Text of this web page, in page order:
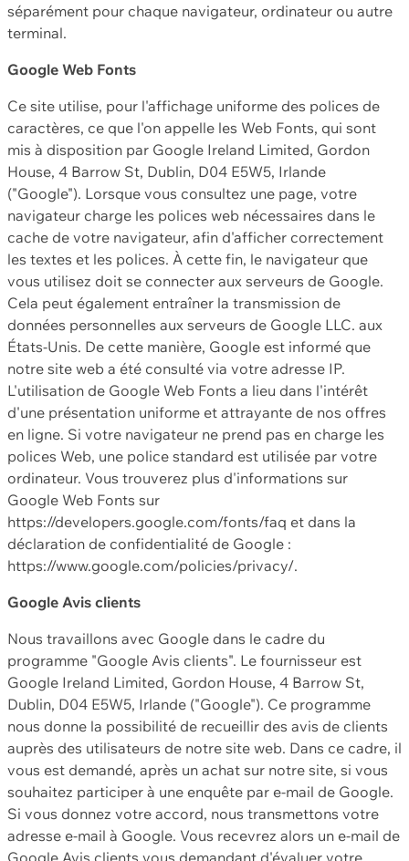
séparément pour chaque navigateur, ordinateur ou autre
terminal.
Google Web Fonts
Ce site utilise, pour l'affichage uniforme des polices de
caractères, ce que l'on appelle les Web Fonts, qui sont
mis à disposition par Google Ireland Limited, Gordon
House, 4 Barrow St, Dublin, D04 E5W5, Irlande
("Google"). Lorsque vous consultez une page, votre
navigateur charge les polices web nécessaires dans le
cache de votre navigateur, afin d'afficher correctement
les textes et les polices. À cette fin, le navigateur que
vous utilisez doit se connecter aux serveurs de Google.
Cela peut également entraîner la transmission de
données personnelles aux serveurs de Google LLC. aux
États-Unis. De cette manière, Google est informé que
notre site web a été consulté via votre adresse IP.
L'utilisation de Google Web Fonts a lieu dans l'intérêt
d'une présentation uniforme et attrayante de nos offres
en ligne. Si votre navigateur ne prend pas en charge les
polices Web, une police standard est utilisée par votre
ordinateur. Vous trouverez plus d'informations sur
Google Web Fonts sur
https://developers.google.com/fonts/faq et dans la
déclaration de confidentialité de Google :
https://www.google.com/policies/privacy/.
Google Avis clients
Nous travaillons avec Google dans le cadre du
programme "Google Avis clients". Le fournisseur est
Google Ireland Limited, Gordon House, 4 Barrow St,
Dublin, D04 E5W5, Irlande ("Google"). Ce programme
nous donne la possibilité de recueillir des avis de clients
auprès des utilisateurs de notre site web. Dans ce cadre, il
vous est demandé, après un achat sur notre site, si vous
souhaitez participer à une enquête par e-mail de Google.
Si vous donnez votre accord, nous transmettons votre
adresse e-mail à Google. Vous recevrez alors un e-mail de